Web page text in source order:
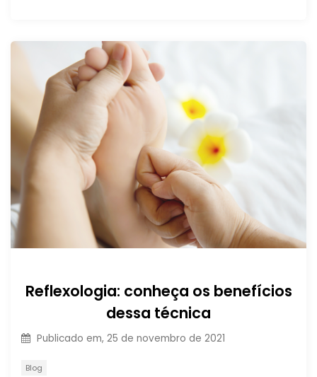
Reflexologia: conheça os benefícios
dessa técnica
Publicado em, 25 de novembro de 2021
Blog